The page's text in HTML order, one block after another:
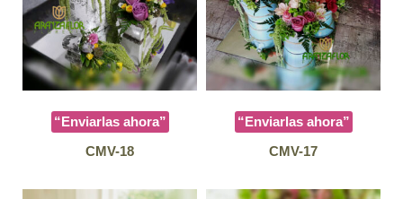
“Enviarlas ahora”
CMV-18
“Enviarlas ahora”
CMV-17